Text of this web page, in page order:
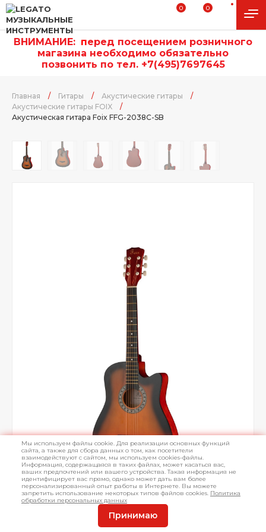
0 0
ВНИМАНИЕ: перед посещением розничного
магазина необходимо обязательно
позвонить по тел. +7(495)7697645
Главная / Гитары / Акустические гитары
/
Акустические гитары FOIX
/
Акустическая гитара Foix FFG-2038C-SB
Мы используем файлы cookie. Для реализации основных функций
сайта, а также для сбора данных о том, как посетители
взаимодействуют с сайтом, мы используем cookies-файлы.
Информация, содержащаяся в таких файлах, может касаться вас,
ваших предпочтений или вашего устройства. Такая информация не
идентифицирует вас прямо, однако может дать вам более
персонализированный опыт работы в Интернете. Вы можете
запретить использование некоторых типов файлов cookies. Политика
обработки персональных данных
Принимаю